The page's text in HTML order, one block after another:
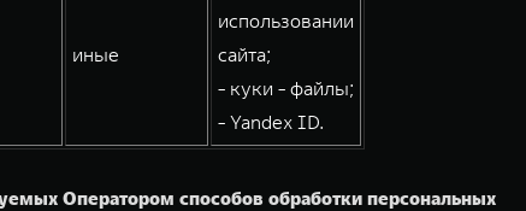
иные
использовании
сайта;
- куки - файлы;
- Yandex ID.
Оператором способов обработки персональных